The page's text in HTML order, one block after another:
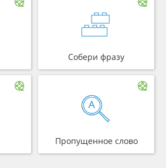
Собери фразу
Пропущенное слово